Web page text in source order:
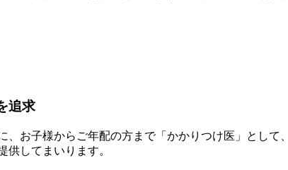
追求
お子様からご年配の方まで「かかりつけ医」とし
してまいります。